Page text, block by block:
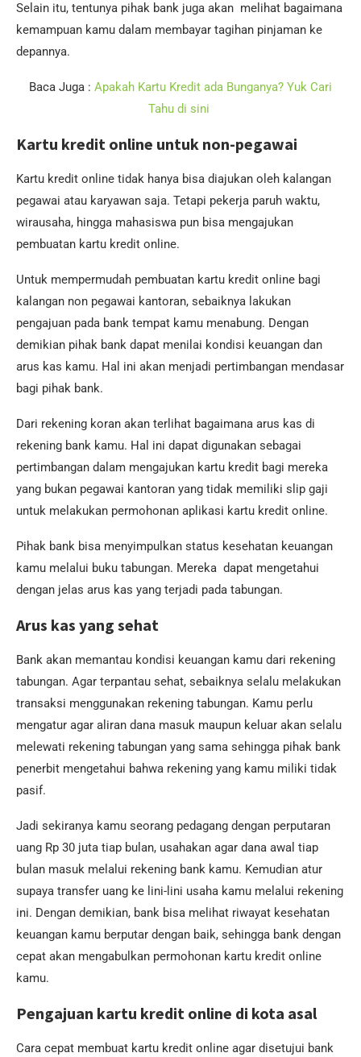
Selain itu, tentunya pihak bank juga akan melihat bagaimana
kemampuan kamu dalam membayar tagihan pinjaman ke
depannya.
Baca Juga : Apakah Kartu Kredit ada Bunganya? Yuk Cari
Tahu di sini
Kartu kredit online untuk non-pegawai
Kartu kredit online tidak hanya bisa diajukan oleh kalangan
pegawai atau karyawan saja. Tetapi pekerja paruh waktu,
wirausaha, hingga mahasiswa pun bisa mengajukan
pembuatan kartu kredit online.
Untuk mempermudah pembuatan kartu kredit online bagi
kalangan non pegawai kantoran, sebaiknya lakukan
pengajuan pada bank tempat kamu menabung. Dengan
demikian pihak bank dapat menilai kondisi keuangan dan
arus kas kamu. Hal ini akan menjadi pertimbangan mendasar
bagi pihak bank.
Dari rekening koran akan terlihat bagaimana arus kas di
rekening bank kamu. Hal ini dapat digunakan sebagai
pertimbangan dalam mengajukan kartu kredit bagi mereka
yang bukan pegawai kantoran yang tidak memiliki slip gaji
untuk melakukan permohonan aplikasi kartu kredit online.
Pihak bank bisa menyimpulkan status kesehatan keuangan
kamu melalui buku tabungan. Mereka dapat mengetahui
dengan jelas arus kas yang terjadi pada tabungan.
Arus kas yang sehat
Bank akan memantau kondisi keuangan kamu dari rekening
tabungan. Agar terpantau sehat, sebaiknya selalu melakukan
transaksi menggunakan rekening tabungan. Kamu perlu
mengatur agar aliran dana masuk maupun keluar akan selalu
melewati rekening tabungan yang sama sehingga pihak bank
penerbit mengetahui bahwa rekening yang kamu miliki tidak
pasif.
Jadi sekiranya kamu seorang pedagang dengan perputaran
uang Rp 30 juta tiap bulan, usahakan agar dana awal tiap
bulan masuk melalui rekening bank kamu. Kemudian atur
supaya transfer uang ke lini-lini usaha kamu melalui rekening
ini. Dengan demikian, bank bisa melihat riwayat kesehatan
keuangan kamu berputar dengan baik, sehingga bank dengan
cepat akan mengabulkan permohonan kartu kredit online
kamu.
Pengajuan kartu kredit online di kota asal
Cara cepat membuat kartu kredit online agar disetujui bank